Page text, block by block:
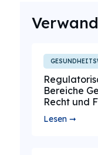
Bereiche
Recht und
Lesen ➞